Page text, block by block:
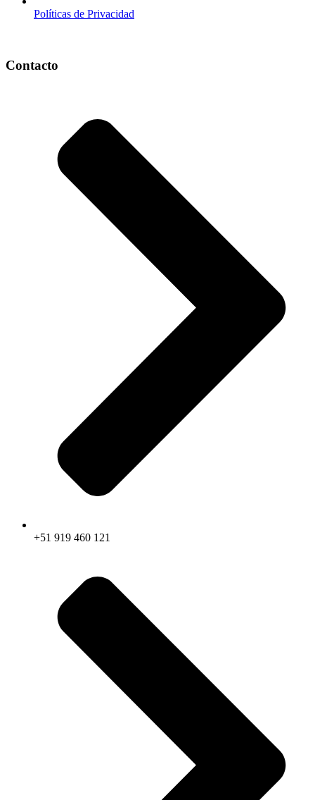
Políticas de Privacidad
Contacto
+51 919 460 121